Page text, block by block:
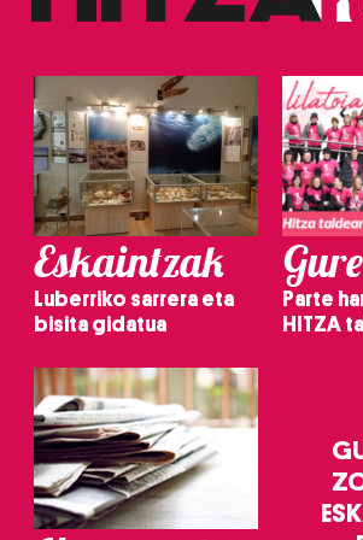
Eskaintzak
Luberriko sarrera eta
bisita gidatua
Parte
HITZA